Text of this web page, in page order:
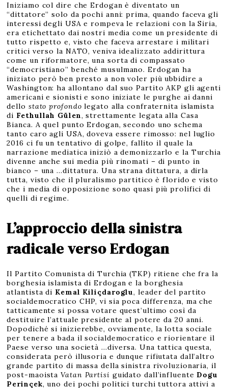
Iniziamo col dire che Erdogan è diventato un
“dittatore” solo da pochi anni: prima, quando faceva gli
interessi degli USA e rompeva le relazioni con la Siria,
era etichettato dai nostri media come un presidente di
tutto rispetto e, visto che faceva arrestare i militari
critici verso la NATO, veniva idealizzato addirittura
come un riformatore, una sorta di compassato
“democristiano” benché musulmano. Erdogan ha
iniziato però ben presto a non voler più ubbidire a
Washington: ha allontano dal suo Partito AKP gli agenti
americani e sionisti e sono iniziate le purghe ai danni
dello stato profondo legato alla confraternita islamista
di Fethullah Gülen, strettamente legata alla Casa
Bianca. A quel punto Erdogan, secondo uno schema
tanto caro agli USA, doveva essere rimosso: nel luglio
2016 ci fu un tentativo di golpe, fallito il quale la
narrazione mediatica iniziò a demonizzarlo e la Turchia
divenne anche sui media più rinomati – di punto in
bianco – una …dittatura. Una strana dittatura, a dirla
tutta, visto che il pluralismo partitico è florido e visto
che i media di opposizione sono quasi più prolifici di
quelli di regime.
L’approccio della sinistra
radicale verso Erdogan
Il Partito Comunista di Turchia (TKP) ritiene che fra la
borghesia islamista di Erdogan e la borghesia
atlantista di Kemal Kiliçdaroglu, leader del partito
socialdemocratico CHP, vi sia poca differenza, ma che
tatticamente si possa votare quest’ultimo così da
destituire l’attuale presidente al potere da 20 anni.
Dopodiché si inizierebbe, ovviamente, la lotta sociale
per tenere a bada il socialdemocratico e riorientare il
Paese verso una società …diversa. Una tattica questa,
considerata però illusoria e dunque rifiutata dall’altro
grande partito di massa della sinistra rivoluzionaria, il
post-maoistaVatan Partisi guidato dall’influente Dogu
Perinçek, uno dei pochi politici turchi tuttora attivi a